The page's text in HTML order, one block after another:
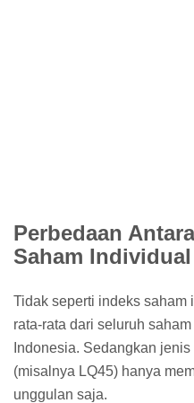
Perbedaan
Saham Individual
Tidak seperti indeks saham
rata-rata dari seluruh
Indonesia. Sedangkan
(misalnya LQ45) hanya
unggulan saja.